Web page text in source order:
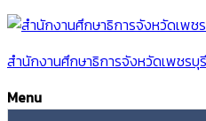
สำนักงานศึกษาธิการจังหวัดเพชรบุรี
Menu